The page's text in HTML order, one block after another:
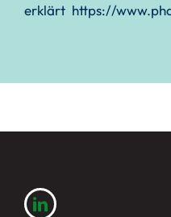
erklärt https://